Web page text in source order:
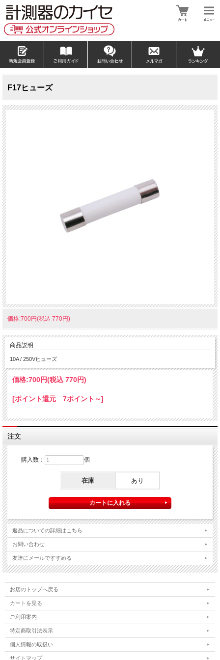
F17ヒューズ
価格:700円(税込 770円)
商品説明
10A / 250Vヒューズ
価格:700円(税込 770円)
[ポイント還元 7ポイント～]
注文
購入数： 個
在庫 あり
返品についての詳細はこちら
お問い合わせ
友達にメールですすめる
お店のトップへ戻る
カートを見る
ご利用案内
特定商取引法表示
個人情報の取扱い
サイトマップ